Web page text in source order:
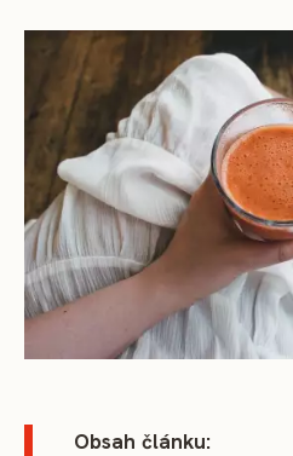
Obsah článku: